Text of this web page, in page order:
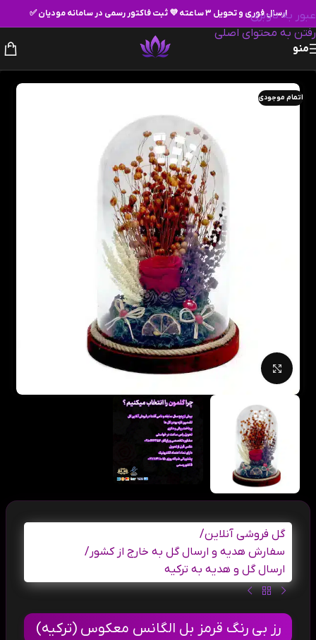
عبور به ناوبری
رفتن به محتوای اصلی
ارسال فوری و تحویل ۳ ساعته 💜 ثبت فاکتور رسمی در سامانه مودیان ✅
منو
اتمام موجودی
بزرگنمایی تصویر
گل فروشی آنلاین/
سفارش هدیه و ارسال گل به خارج از کشور /
ارسال گل و هدیه به ترکیه
رز بی رنگ قرمز بل الگانس معکوس (ترکیه)